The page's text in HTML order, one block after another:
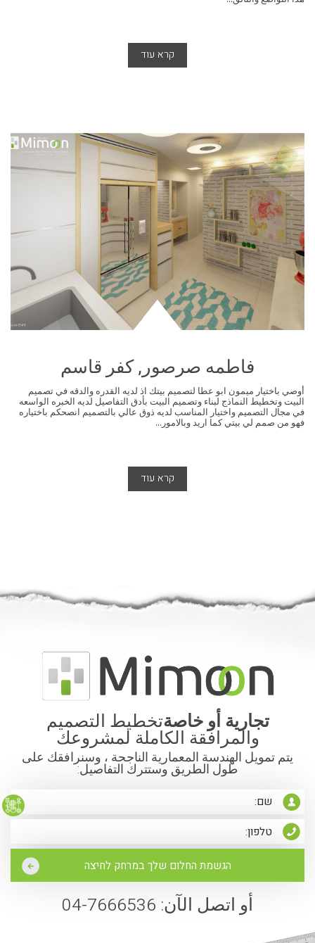
קרא עוד
فاطمه صرصور, كفر قاسم
أوصي باختيار ميمون ابو عطا لتصميم بيتك اذ لديه القدره والدقه في تصميم
البيت وتخطيط النماذج لبناء وتصميم البيت بأدق التفاصيل لديه الخبره الواسعه
في مجال التصميم واختيار المناسب لديه ذوق عالي بالتصميم انصحكم باختياره
فهو من صمم لي بيتي كما اريد وبالامور...
קרא עוד
تجارية أو خاصةتخطيط التصميم
والمرافقة الكاملة لمشروعك
يتم تمويل الهندسة المعمارية الناجحة ، وسنرافقك على
طول الطريق وستترك التفاصيل:
أو اتصل الآن: 7666536-04